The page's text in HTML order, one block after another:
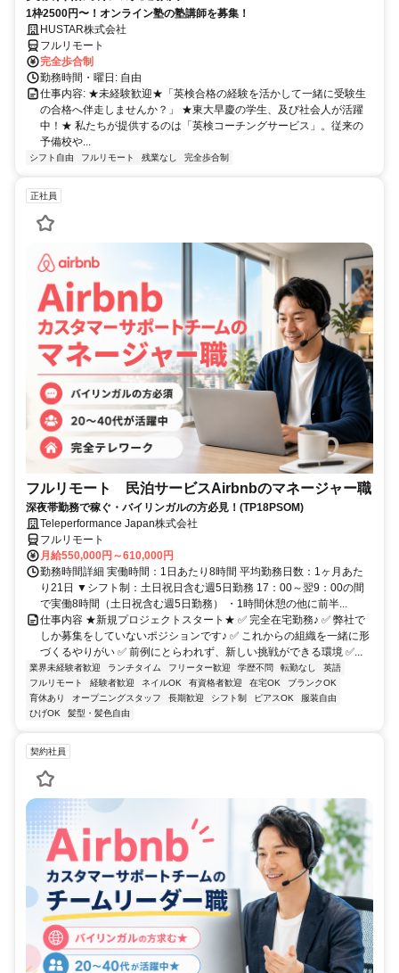
1枠2500円〜！オンライン塾の塾講師を募集！
HUSTAR株式会社
フルリモート
完全歩合制
勤務時間・曜日: 自由
仕事内容: ★未経験歓迎★「英検合格の経験を活かして一緒に受験生
の合格へ伴走しませんか？」 ★東大早慶の学生、及び社会人が活躍
中！★ 私たちが提供するのは「英検コーチングサービス」。従来の
予備校や...
シフト自由 フルリモート 残業なし 完全歩合制
正社員
フルリモート 民泊サービスAirbnbのマネージャー職
深夜帯勤務で稼ぐ・バイリンガルの方必見！(TP18PSOM)
Teleperformance Japan株式会社
フルリモート
月給550,000円～610,000円
勤務時間詳細 実働時間：1日あたり8時間 平均勤務日数：1ヶ月あた
り21日 ▼シフト制：土日祝日含む週5日勤務 17：00～翌9：00の間
で実働8時間（土日祝含む週5日勤務） ・1時間休憩の他に前半...
仕事内容 ★新規プロジェクトスタート★ ✅ 完全在宅勤務♪ ✅ 弊社で
しか募集をしていないポジションです♪ ✅ これからの組織を一緒に形
づくるやりがい ✅ 前例にとらわれず、新しい挑戦ができる環境 ✅...
業界未経験者歓迎 ランチタイム フリーター歓迎 学歴不問 転勤なし
英語
フルリモート
経験者歓迎 ネイルOK 有資格者歓迎 在宅OK
ブランクOK
育休あり
オープニングスタッフ 長期歓迎 シフト制 ピアスOK
服装自由
ひげOK
髪型・髪色自由
契約社員